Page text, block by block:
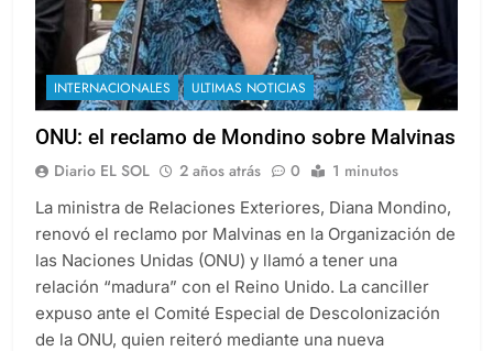
INTERNACIONALES ULTIMAS NOTICIAS
ONU: el reclamo de Mondino sobre Malvinas
Diario EL SOL 2 años atrás 0 1 minutos
La ministra de Relaciones Exteriores, Diana Mondino,
renovó el reclamo por Malvinas en la Organización de
las Naciones Unidas (ONU) y llamó a tener una
relación “madura” con el Reino Unido. La canciller
expuso ante el Comité Especial de Descolonización
de la ONU, quien reiteró mediante una nueva